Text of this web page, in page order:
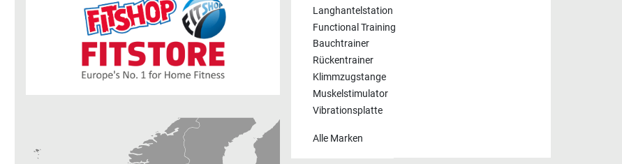
Langhantelstation
Functional Training
Bauchtrainer
Rückentrainer
Klimmzugstange
Muskelstimulator
Vibrationsplatte
Alle Marken